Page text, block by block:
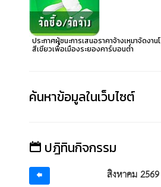
ประกาศผู้ชนะการเสนอราคาจ้างเหมาจัดงา
สีเขียวเพื่อเมืองระยองคาร์บอนต่ำ
ค้นหาข้อมูลในเว็บไซต์
ปฎิทินกิจกรรม
สิงหาคม 2569